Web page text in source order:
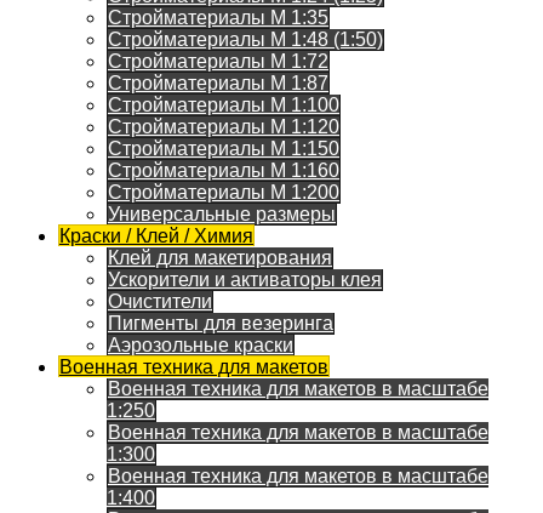
Стройматериалы M 1:35
Стройматериалы M 1:48 (1:50)
Стройматериалы M 1:72
Стройматериалы M 1:87
Стройматериалы M 1:100
Стройматериалы M 1:120
Стройматериалы M 1:150
Стройматериалы M 1:160
Стройматериалы M 1:200
Универсальные размеры
Краски / Клей / Химия
Клей для макетирования
Ускорители и активаторы клея
Очистители
Пигменты для везеринга
Аэрозольные краски
Военная техника для макетов
Военная техника для макетов в масштабе
1:250
Военная техника для макетов в масштабе
1:300
Военная техника для макетов в масштабе
1:400